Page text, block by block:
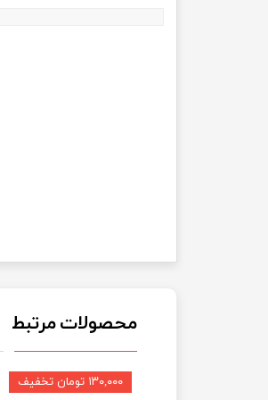
محصولات مرتبط
۱۳۰,۰۰۰ تومان تخفیف